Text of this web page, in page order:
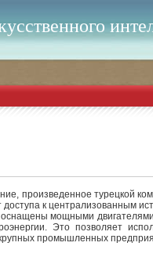
произведенное турецкой
к централизованным
мощными
Это позволяет
промышленных